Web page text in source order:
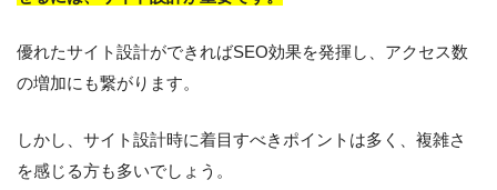
優れたサイト設計ができればSEO効果を発揮し、アクセス数
の増加にも繋がります。
しかし、サイト設計時に着目すべきポイントは多く、複雑さ
を感じる方も多いでしょう。